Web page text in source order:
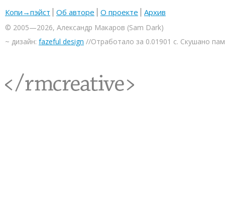
Копи→пэйст Об авторе О проекте Архив
© 2005—2026, Александр Макаров (Sam Dark)
~ дизайн: fazeful design //Отработало за 0.01901 с. Скушано
<rmcreative/>